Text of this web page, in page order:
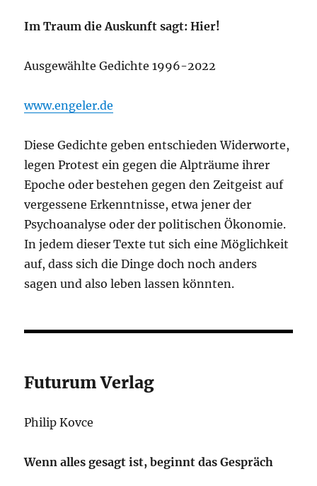
Im Traum die Auskunft sagt: Hier!
Ausgewählte Gedichte 1996-2022
www.engeler.de
Diese Gedichte geben entschieden Widerworte,
legen Protest ein gegen die Alpträume ihrer
Epoche oder bestehen gegen den Zeitgeist auf
vergessene Erkenntnisse, etwa jener der
Psychoanalyse oder der politischen Ökonomie.
In jedem dieser Texte tut sich eine Möglichkeit
auf, dass sich die Dinge doch noch anders
sagen und also leben lassen könnten.
Futurum Verlag
Philip Kovce
Wenn alles gesagt ist, beginnt das Gespräch